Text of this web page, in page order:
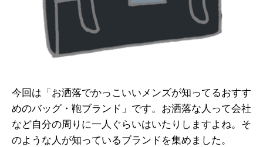
今回は「お洒落でかっこいいメンズが知ってるおすす
めのバッグ・鞄ブランド」です。お洒落な人って会社
など自分の周りに一人ぐらいはいたりしますよね。そ
のような人が知っているブランドを集めました。